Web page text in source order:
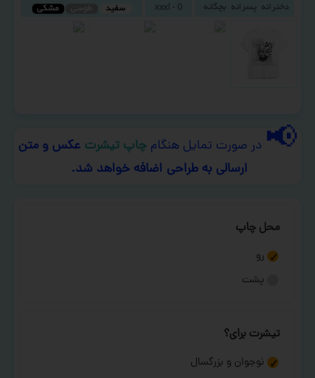
📢 در صورت تمایل هنگام چاپ تیشرت عکس و متن
ارسالی به طراحی اضافه خواهد شد.
محل چاپ
رو
پشت
تیشرت برای؟
نوجوان و بزرگسال